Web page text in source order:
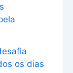
os dias